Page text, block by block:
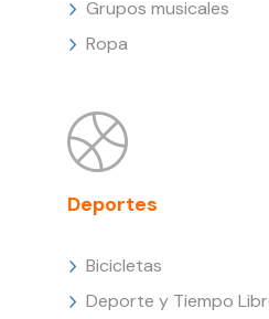
Grupos musicales
Ropa
Deportes
Bicicletas
Deporte y Tiempo